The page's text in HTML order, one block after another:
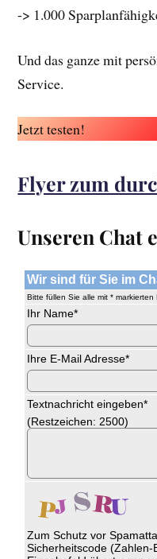
-> 1.000
Und das ganze mit
Service.
Jetzt testen!
Flyer zum
Unseren Chat